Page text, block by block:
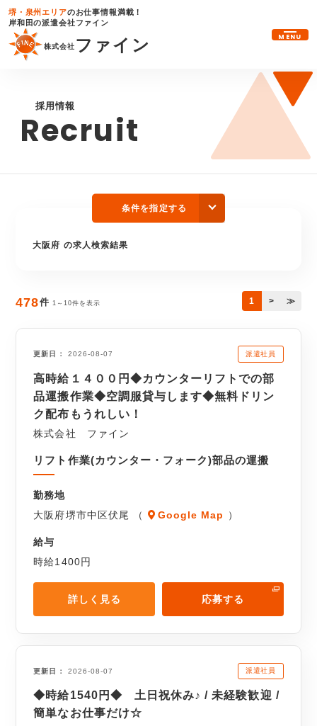
株式会社 ファイン
堺・泉州エリアのお仕事情報満載！
岸和田の派遣会社ファイン
MENU
採用情報
Recruit
条件を指定する
大阪府 の求人検索結果
478件 1～10件を表示 1 > ≫
更新日 2026-08-07 派遣社員
高時給１４００円◆カウンターリフトでの部
品運搬作業◆空調服貸与します◆無料ドリン
ク配布もうれしい！
株式会社 ファイン
リフト作業(カウンター・フォーク)部品の運搬
勤務地
大阪府堺市中区伏尾 （
Google Map ）
給与
時給1400円
詳しく見る 応募する
更新日 2026-08-07 派遣社員
◆時給1540円◆ 土日祝休み♪ / 未経験歓迎 /
簡単なお仕事だけ☆